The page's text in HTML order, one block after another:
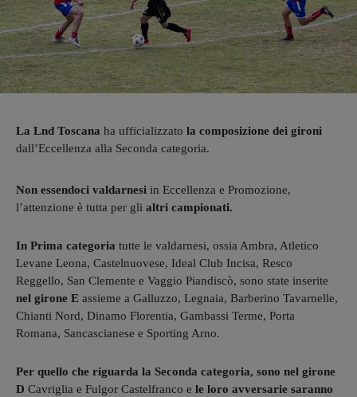
La Lnd Toscana ha ufficializzato la composizione dei gironi
dall’Eccellenza alla Seconda categoria.
Non essendoci valdarnesi in Eccellenza e Promozione,
l’attenzione è tutta per gli altri campionati.
In Prima categoria tutte le valdarnesi, ossia Ambra, Atletico
Levane Leona, Castelnuovese, Ideal Club Incisa, Resco
Reggello, San Clemente e Vaggio Piandiscò, sono state inserite
nel girone E assieme a Galluzzo, Legnaia, Barberino Tavarnelle,
Chianti Nord, Dinamo Florentia, Gambassi Terme, Porta
Romana, Sancascianese e Sporting Arno.
Per quello che riguarda la Seconda categoria, sono nel girone
D Cavriglia e Fulgor Castelfranco e le loro avversarie saranno